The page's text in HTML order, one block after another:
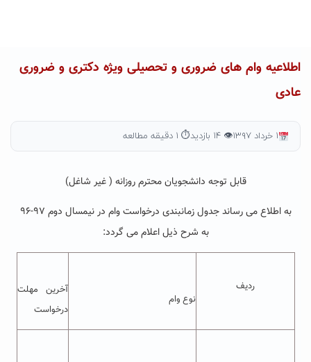
اطلاعیه وام های ضروری و تحصیلی ویژه دکتری و ضروری
عادی
۱ خرداد ۱۳۹۷ 👁 ۱۴ بازدید ⏱ ۱ دقیقه مطالعه
قابل توجه دانشجویان محترم روزانه ( غیر شاغل)
به اطلاع می رساند جدول زمانبندی درخواست وام در نیمسال دوم ۹۷-۹۶
به شرح ذیل اعلام می گردد:
ردیف
نوع وام
آخرین مهلت
درخواست